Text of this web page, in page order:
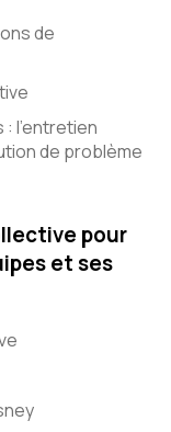
de
l’entretien
de problème
pour
et ses